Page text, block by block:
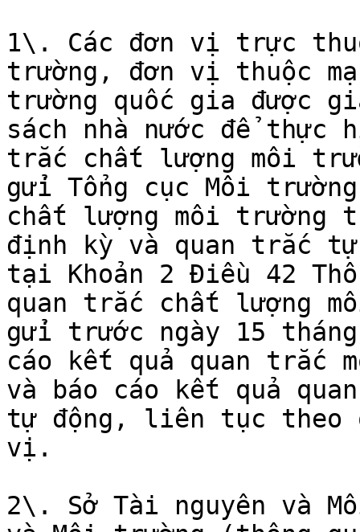
1\. Các đơn vị trực
trường, đơn vị thuộc
trường quốc gia được
sách nhà nước để thực
trắc chất lượng môi
gửi Tổng cục Môi
chất lượng môi trường
định kỳ và quan trắc
tại Khoản 2 Điều 42
quan trắc chất lượng
gửi trước ngày 15
cáo kết quả quan trắc
và báo cáo kết quả
tự động, liên tục theo
vị.
2\. Sở Tài nguyên và